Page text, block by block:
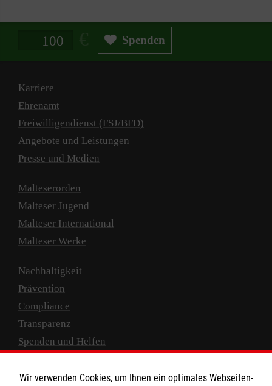
Spendenbetrag in Euro Spenden
Karriere
Ehrenamt
Freiwilligendienst (FSJ/BFD)
Angebote und Leistungen
Presse und Medien
Malteserorden
Malteser Jugend
Malteser International
Malteser Werke
Nachhaltigkeit
Prävention
Compliance
Transparenz
Spenden und Helfen
Wir verwenden Cookies, um Ihnen ein optimales Webseiten-